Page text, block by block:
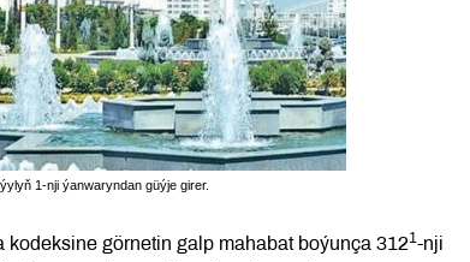
1-nji ýanwaryndan güýje girer.
görnetin galp mahabat boýunça 3121-nji